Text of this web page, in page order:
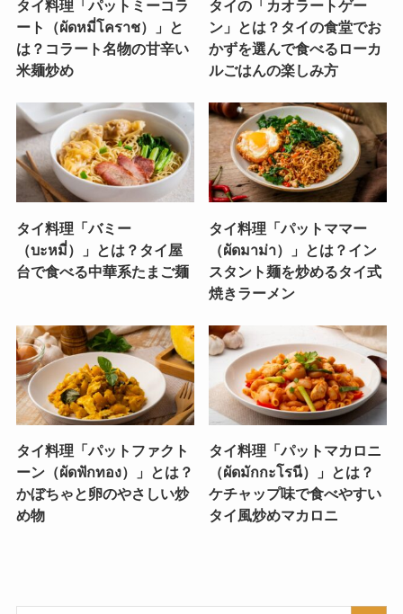
タイ料理「パットミーコラ
ート（ผัดหมี่โคราช）」と
は？コラート名物の甘辛い
米麺炒め
タイの「カオラートゲー
ン」とは？タイの食堂でお
かずを選んで食べるローカ
ルごはんの楽しみ方
タイ料理「バミー
（บะหมี่）」とは？タイ屋
台で食べる中華系たまご麺
タイ料理「パットママー
（ผัดมาม่า）」とは？イン
スタント麺を炒めるタイ式
焼きラーメン
タイ料理「パットファクト
ーン（ผัดฟักทอง）」とは？
かぼちゃと卵のやさしい炒
め物
タイ料理「パットマカロニ
（ผัดมักกะโรนี）」とは？
ケチャップ味で食べやすい
タイ風炒めマカロニ